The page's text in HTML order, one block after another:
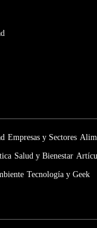
Empresas y Sectores
Salud y Bienestar
Tecnología y Geek